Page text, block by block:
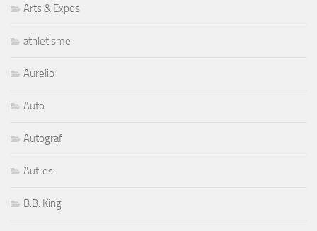
Arts & Expos
athletisme
Aurelio
Auto
Autograf
Autres
B.B. King